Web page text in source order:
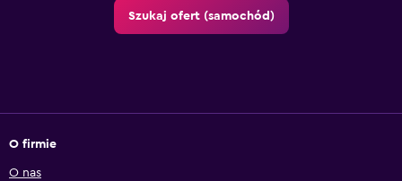
Szukaj ofert (samochód)
O firmie
O nas